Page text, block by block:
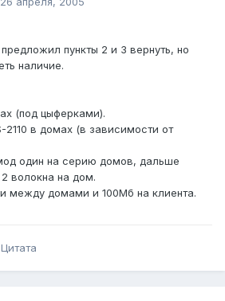
пункты 2 и 3 вернуть, но
наличие.
(под цыферками).
2110 в домах (в зависимости от
один на серию домов, дальше
волокна на дом.
между домами и 100Мб на клиента.
Цитата